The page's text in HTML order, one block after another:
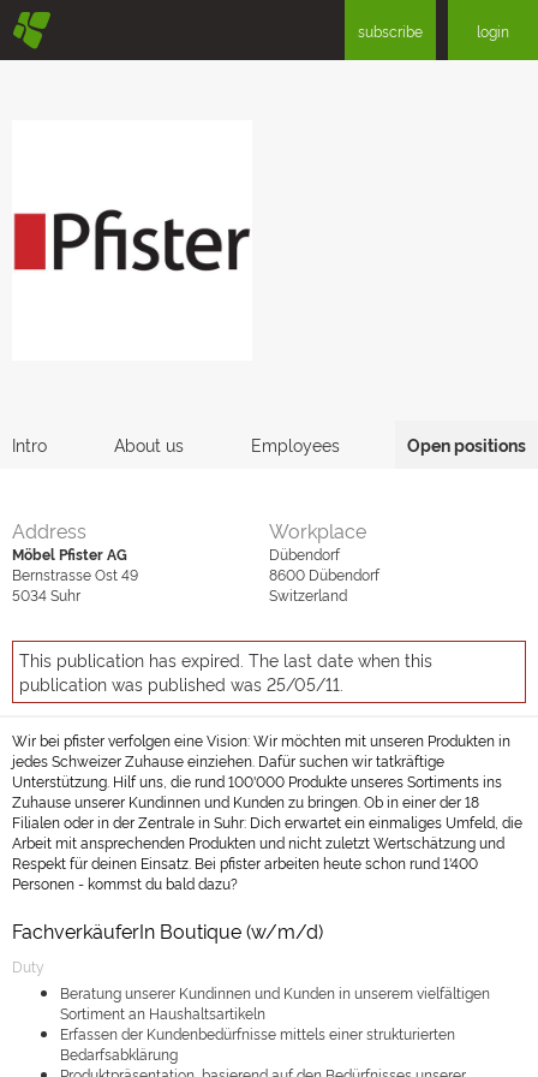
§ subscribe login
Intro About us Employees Open positions
Address
Möbel Pfister AG
Bernstrasse Ost 49
5034Suhr
Workplace
Dübendorf
8600 Dübendorf
Switzerland
This publication has expired. The last date when this
publication was published was 25/05/11.
Wir bei pfister verfolgen eine Vision: Wir möchten mit unseren Produkten in
jedes Schweizer Zuhause einziehen. Dafür suchen wir tatkräftige
Unterstützung. Hilf uns, die rund 100'000 Produkte unseres Sortiments ins
Zuhause unserer Kundinnen und Kunden zu bringen. Ob in einer der 18
Filialen oder in der Zentrale in Suhr: Dich erwartet ein einmaliges Umfeld, die
Arbeit mit ansprechenden Produkten und nicht zuletzt Wertschätzung und
Respekt für deinen Einsatz. Bei pfister arbeiten heute schon rund 1'400
Personen - kommst du bald dazu?
FachverkäuferIn Boutique (w/m/d)
Duty
Beratung unserer Kundinnen und Kunden in unserem vielfältigen
Sortiment an Haushaltsartikeln
Erfassen der Kundenbedürfnisse mittels einer strukturierten
Bedarfsabklärung